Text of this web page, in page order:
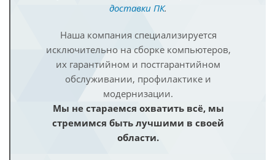
доставки ПК.
Наша компания специализируется
исключительно на сборке компьютеров,
их гарантийном и постгарантийном
обслуживании, профилактике и
модернизации.
Мы не стараемся охватить всё, мы
стремимся быть лучшими в своей
области.